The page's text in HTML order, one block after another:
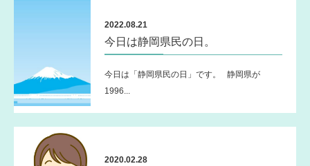
2022.08.21
今日は静岡県民の日。
今日は「静岡県民の日」です。 静岡県が
1996...
2020.02.28